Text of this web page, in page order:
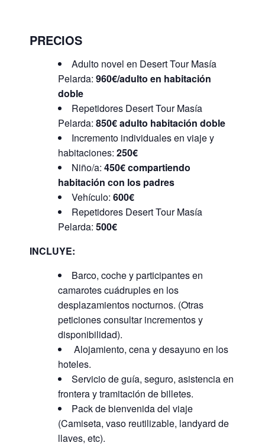
PRECIOS
Adulto novel en Desert Tour Masía
Pelarda: 960€/adulto en habitación
doble
Repetidores Desert Tour Masía
Pelarda: 850€ adulto habitación doble
Incremento individuales en viaje y
habitaciones: 250€
Niño/a: 450€ compartiendo
habitación con los padres
Vehículo: 600€
Repetidores Desert Tour Masía
Pelarda: 500€
INCLUYE:
Barco, coche y participantes en
camarotes cuádruples en los
desplazamientos nocturnos. (Otras
peticiones consultar incrementos y
disponibilidad).
Alojamiento, cena y desayuno en los
hoteles.
Servicio de guía, seguro, asistencia en
frontera y tramitación de billetes.
Pack de bienvenida del viaje
(Camiseta, vaso reutilizable, landyard de
llaves, etc).